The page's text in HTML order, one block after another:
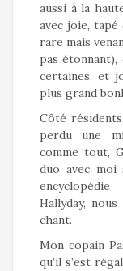
aussi à la
avec joie, tapé
rare mais
pas
certaines, et
plus grand
Côté
perdu une
comme tout,
duo avec moi
Hallyday,
chant.
Mon copain
qu’il s’est